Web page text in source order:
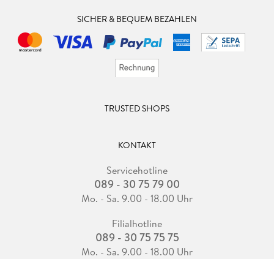
SICHER & BEQUEM BEZAHLEN
TRUSTED SHOPS
KONTAKT
Servicehotline
089 - 30 75 79 00
Mo. - Sa. 9.00 - 18.00 Uhr
Filialhotline
089 - 30 75 75 75
Mo. - Sa. 9.00 - 18.00 Uhr